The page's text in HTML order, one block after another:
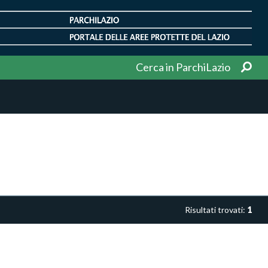
Cerca in ParchiLazio
Risultati trovati: 1